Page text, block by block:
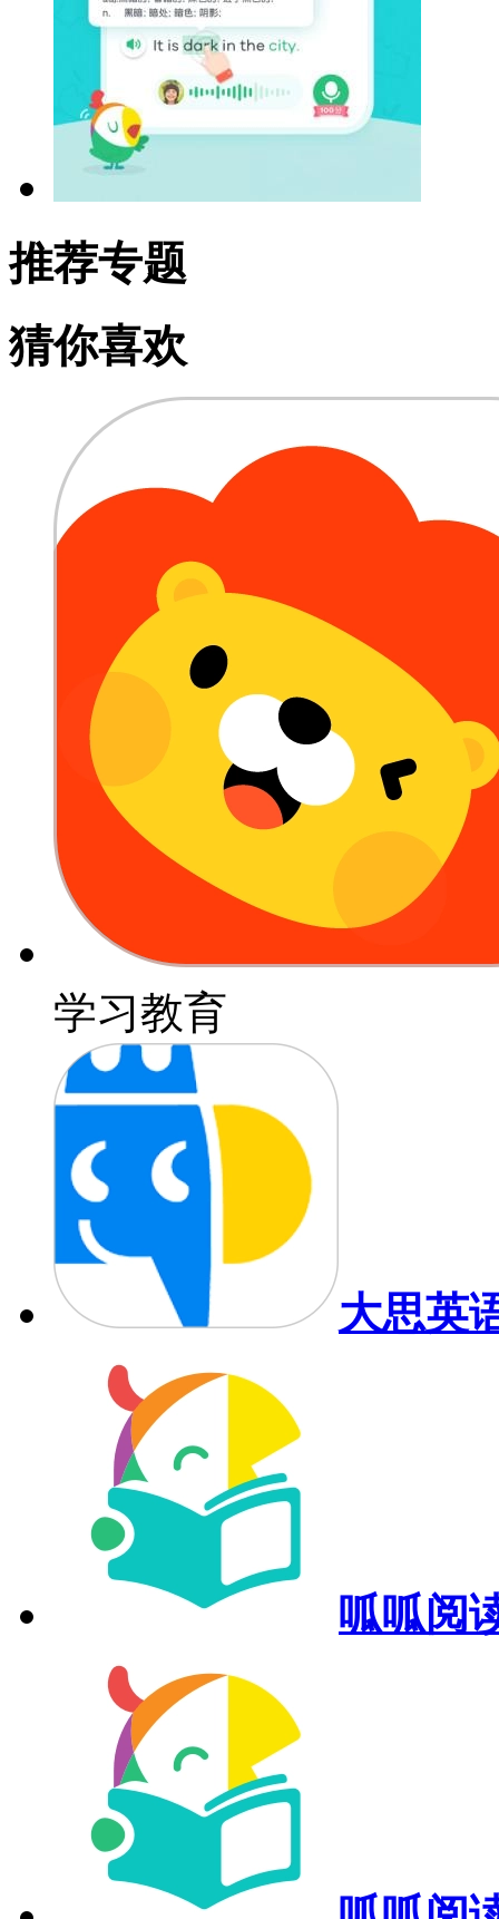
推荐专题
猜你喜欢
学习教育
大思英
呱呱阅